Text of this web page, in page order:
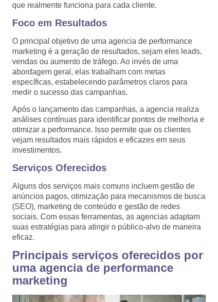
que realmente funciona para cada cliente.
Foco em Resultados
O principal objetivo de uma agencia de performance
marketing é a geração de resultados, sejam eles leads,
vendas ou aumento de tráfego. Ao invés de uma
abordagem geral, elas trabalham com metas
específicas, estabelecendo parâmetros claros para
medir o sucesso das campanhas.
Após o lançamento das campanhas, a agencia realiza
análises contínuas para identificar pontos de melhoria e
otimizar a performance. Isso permite que os clientes
vejam resultados mais rápidos e eficazes em seus
investimentos.
Serviços Oferecidos
Alguns dos serviços mais comuns incluem gestão de
anúncios pagos, otimização para mecanismos de busca
(SEO), marketing de conteúdo e gestão de redes
sociais. Com essas ferramentas, as agencias adaptam
suas estratégias para atingir o público-alvo de maneira
eficaz.
Principais serviços oferecidos por
uma agencia de performance
marketing